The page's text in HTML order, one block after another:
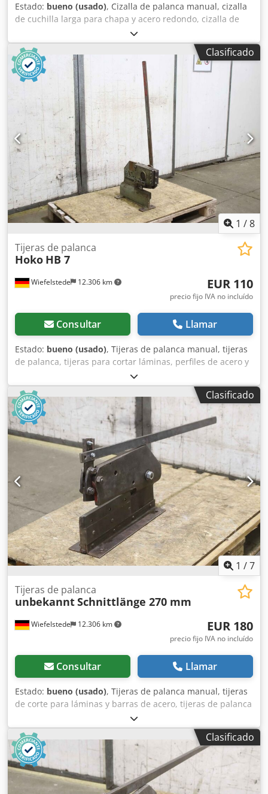
Estado: bueno (usado), Cizalla de palanca manual, cizalla
de cuchilla larga para chapa y acero redondo, cizalla de
palanca, cizalla para chapa, cizalla para perfiles, cizalla
manual de palanca - Fabricante: VEB, cizalla manual de
palanca modelo ScDH 5 Djdpfxsx Ehlpe Akajkr - Longitud
de corte de la cuchilla: 200 mm - Capacidad de corte: 5/7
mm - Prensa regulable: ajuste continuo - Dimensiones:
470/120/alto1270 mm - Peso: 28,1 kg
Clasificado
1 /8
Wiefelstede 12.306 km
Tijeras de palanca
Hoko HB 7
EUR 110
precio fijo IVA no incluído
Consultar Llamar
Estado: bueno (usado), Tijeras de palanca manual, tijeras
de palanca, tijeras para cortar láminas, perfiles de acero y
barras redondas, tijeras para láminas, tijeras para perfiles
de acero. -Fabricante: Hoko, tijera de palanca tipo HB 7 -
Láminas planas/barras: hasta 7 mm -Placas de chapa:
hasta 4 mm Dksdpoiaqmqsfx Akaer -Capacidad de corte:
ver foto de la placa de características -Sujeción inferior:
ajustable de forma continua -Dimensiones totales:
420/180/A1140 mm -Dimensiones de transporte:
920/180/A325 mm -Peso: 34 kg
Clasificado
1 /7
Wiefelstede 12.306 km
Tijeras de palanca
unbekanntSchnittlänge 270 mm
EUR 180
precio fijo IVA no incluído
Consultar Llamar
Estado: bueno (usado), Tijeras de palanca manual, tijeras
de corte para láminas y barras de acero, tijeras de palanca
Dkedeibitfopfx Akajr -Tijeras de palanca manual: tijeras
para láminas y barras de acero -Longitud de la hoja de
corte: 300 mm -Barras de acero: hasta aproximadamente
17 mm -Dimensiones totales: 500/145/A1325 mm -
Dimensiones para el transporte: 1000/145/A450 mm -Peso:
38 kg
Clasificado